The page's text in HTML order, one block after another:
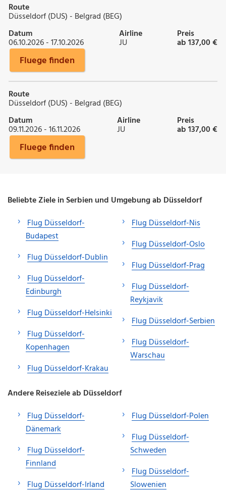
Route
Düsseldorf (DUS) - Belgrad (BEG)
Datum
06.10.2026 - 17.10.2026
Airline
JU
Preis
ab 137,00 €
Fluege finden
Route
Düsseldorf (DUS) - Belgrad (BEG)
Datum
09.11.2026 - 16.11.2026
Airline
JU
Preis
ab 137,00 €
Fluege finden
Beliebte Ziele in Serbien und Umgebung ab Düsseldorf
Flug Düsseldorf-
Budapest
Flug Düsseldorf-Dublin
Flug Düsseldorf-
Edinburgh
Flug Düsseldorf-Helsinki
Flug Düsseldorf-
Kopenhagen
Flug Düsseldorf-Krakau
Flug Düsseldorf-Nis
Flug Düsseldorf-Oslo
Flug Düsseldorf-Prag
Flug Düsseldorf-
Reykjavik
Flug Düsseldorf-Serbien
Flug Düsseldorf-
Warschau
Andere Reiseziele ab Düsseldorf
Flug Düsseldorf-
Dänemark
Flug Düsseldorf-
Finnland
Flug Düsseldorf-Irland
Flug Düsseldorf-Polen
Flug Düsseldorf-
Schweden
Flug Düsseldorf-
Slowenien